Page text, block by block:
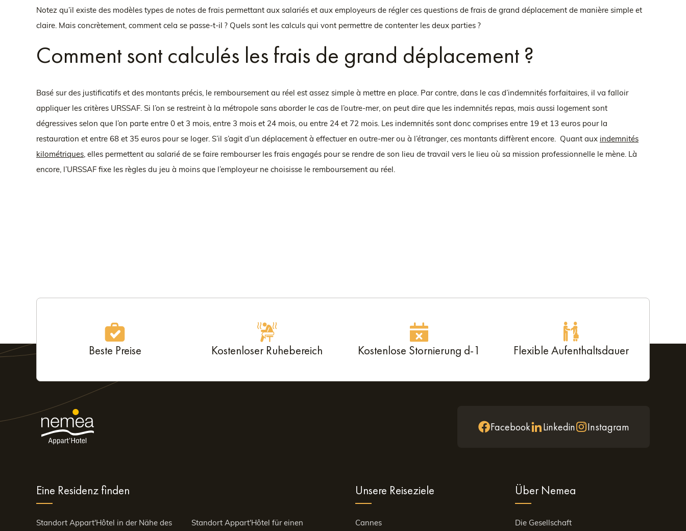
Notez qu’il existe des modèles types de notes de frais permettant aux salariés et aux employeurs de régler ces questions de frais de grand déplacement de manière simple et
claire. Mais concrètement, comment cela se passe-t-il ? Quels sont les calculs qui vont permettre de contenter les deux parties ?
Comment sont calculés les frais de grand déplacement ?
Basé sur des justificatifs et des montants précis, le remboursement au réel est assez simple à mettre en place. Par contre, dans le cas d’indemnités forfaitaires, il va falloir
appliquer les critères URSSAF. Si l’on se restreint à la métropole sans aborder le cas de l’outre-mer, on peut dire que les indemnités repas, mais aussi logement sont
dégressives selon que l’on parte entre 0 et 3 mois, entre 3 mois et 24 mois, ou entre 24 et 72 mois. Les indemnités sont donc comprises entre 19 et 13 euros pour la
restauration et entre 68 et 35 euros pour se loger. S’il s’agit d’un déplacement à effectuer en outre-mer ou à l’étranger, ces montants diffèrent encore. Quant aux indemnités
kilométriques , elles permettent au salarié de se faire rembourser les frais engagés pour se rendre de son lieu de travail vers le lieu où sa mission professionnelle le mène. Là
encore, l’URSSAF fixe les règles du jeu à moins que l’employeur ne choisisse le remboursement au réel.
Beste Preise Kostenloser Ruhebereich Kostenlose Stornierung d-1 Flexible Aufenthaltsdauer
Facebook Linkedin Instagram
Eine Residenz finden
Standort Appart'Hôtel in der Nähe des
Standort Appart'Hôtel für einen
Unsere Reiseziele
Cannes
Über Nemea
Die Gesellschaft